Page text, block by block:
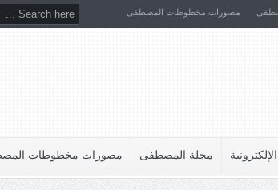
مصورات مخطوطات المصطفى
مجلة المصطفى مصورات مخطوطات